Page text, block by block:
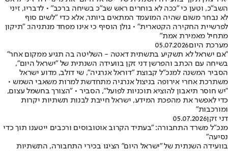
השב"כ, וטען כי "ככה לא בוחרים ראש שב"כ בשיחה ברכב" • לדבריו, זיני
לא נבחר משום שהיה המועמד המתאים ביותר, אלא כדי "לשים סוף
לפרשיית החקירה הקטארית" • גולן הוסיף כי אינו מפחד מנתניהו: "תיקון
מתחיל מאמירת אמת"
מערכת היום05.07.2026
"אם ישראל לא תשקיע בתשתית דאטה - השליטה בה תגיע ממקום אחר"
בשיחה עם הכתב והפרשן דני זקן בוועידה השנתית של "ישראל היום",
הסביר המשנה למנכ"ל קבוצת "דוראל אנרגיה", שי דולב, מדוע ישראל
משתרכת אחרי אירופה בניצול אנרגיה מתחדשת למרות משאבי השמש •
"יש חוסר תיאבון להוציא תוכניות לפועל", הסביר • "הצורך בחשמל עצום,
כדי לאפשר את מהפכת המידע, ישראל חייבת לבנות תשתיות יקרות
ומורכבות"
דני זקן05.07.2026
מנכ"ל משרד התחבורה: "בעתיד הקרוב אוטובוסים ורכבים ייטענו תוך כדי
נסיעה"
בוועידה השנתית של "ישראל היום" הציגו בכירי התחבורה, התשתיות